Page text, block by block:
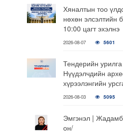
Хяналтын тоо
нөхөн элсэлтийн
10:00 цагт эхэлнэ
2026-08-07 5601
Тендерийн
Нүүдэлчдийн
хүрээлэнгийн
2026-08-03 5095
Эмгэнэл |
он/